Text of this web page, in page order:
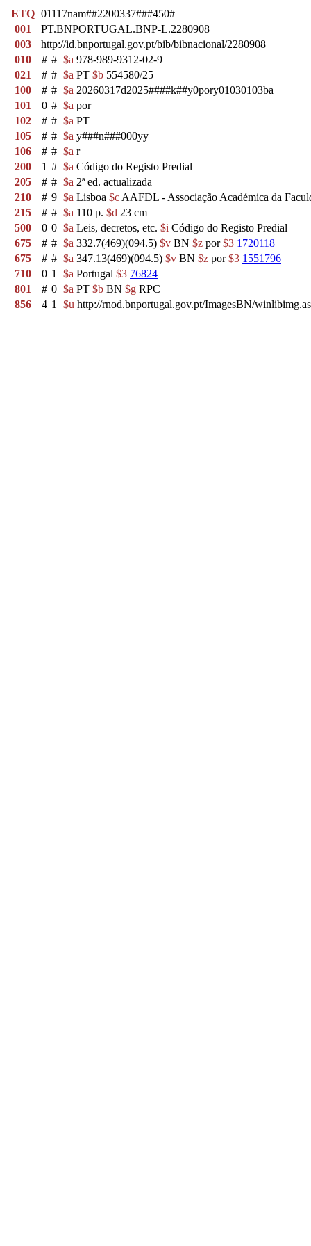
ETQ 01117nam##2200337###450#
001
PT.BNPORTUGAL.BNP-L.2280908
003
http://id.bnportugal.gov.pt/bib/bibnacional/2280908
010
# # $a 978-989-9312-02-9
021
# # $a PT $b 554580/25
100
# # $a 20260317d2025####k##y0pory01030103ba
101
0 # $a por
102
# # $a PT
105
# # $a y###n###000yy
106
# # $a r
200
1 # $a Código do Registo Predial
205
# # $a 2ª ed. actualizada
210
# 9 $a Lisboa $c AAFDL - Associação Académica da
215
# # $a 110 p. $d 23 cm
500
0 0 $a Leis, decretos, etc. $i Código do Registo Predial
675
# # $a 332.7(469)(094.5) $v BN $z por$3 1720118
675
# # $a 347.13(469)(094.5) $v BN $z por$3 1551796
710
0 1 $a Portugal $3 76824
801
# 0 $a PT $b BN $g RPC
856
4 1 $u http://rnod.bnportugal.gov.pt/ImagesBN/